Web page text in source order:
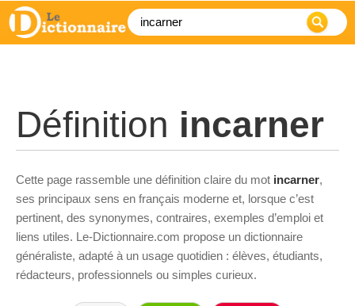
Définition incarner
Cette page rassemble une définition claire du mot incarner,
ses principaux sens en français moderne et, lorsque c’est
pertinent, des synonymes, contraires, exemples d’emploi et
liens utiles. Le-Dictionnaire.com propose un dictionnaire
généraliste, adapté à un usage quotidien : élèves, étudiants,
rédacteurs, professionnels ou simples curieux.